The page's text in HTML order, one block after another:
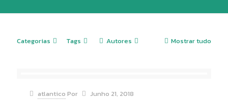
Categorias Tags Autores Mostrar tudo
atlantico Por Junho 21, 2018